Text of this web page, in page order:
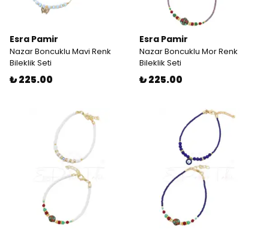
Esra Pamir
Nazar Boncuklu Mavi Renk
Bileklik Seti
₺ 225.00
Esra Pamir
Nazar Boncuklu Mor Renk
Bileklik Seti
₺ 225.00